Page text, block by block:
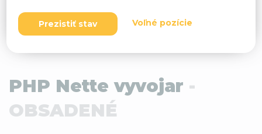
PHP Nette vyvojar -
OBSADENÉ
Prezistiť stav Voľné pozície